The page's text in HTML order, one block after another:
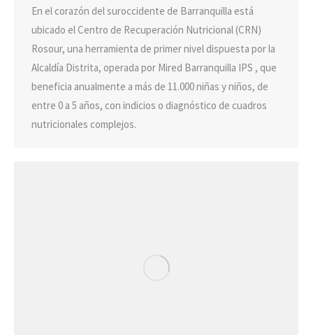
En el corazón del suroccidente de Barranquilla está
ubicado el Centro de Recuperación Nutricional (CRN)
Rosour, una herramienta de primer nivel dispuesta por la
Alcaldía Distrita, operada por Mired Barranquilla IPS , que
beneficia anualmente a más de 11.000 niñas y niños, de
entre 0 a 5 años, con indicios o diagnóstico de cuadros
nutricionales complejos.